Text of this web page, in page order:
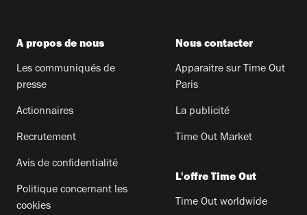
A propos de nous
Les communiqués de
presse
Actionnaires
Recrutement
Avis de confidentialité
Politique concernant les
cookies
Nous contacter
Apparaitre sur Time Out
Paris
La publicité
Time Out Market
L'offre Time Out
Time Out worldwide